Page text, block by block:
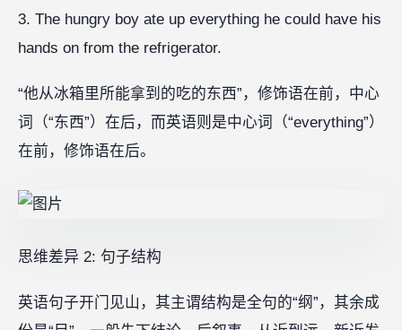
3. The hungry boy ate up everything he could have his
hands on from the refrigerator.
“他从冰箱里所能拿到的吃的东西”，修饰语在前，中心
词（“东西”）在后，而英语则是中心词（“everything”）
在前，修饰语在后。
思维差异 2: 句子结构
英语句子开门见山，其主谓结构是全句的“纲”，其余成